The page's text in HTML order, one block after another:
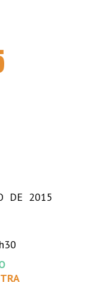
DE 2015